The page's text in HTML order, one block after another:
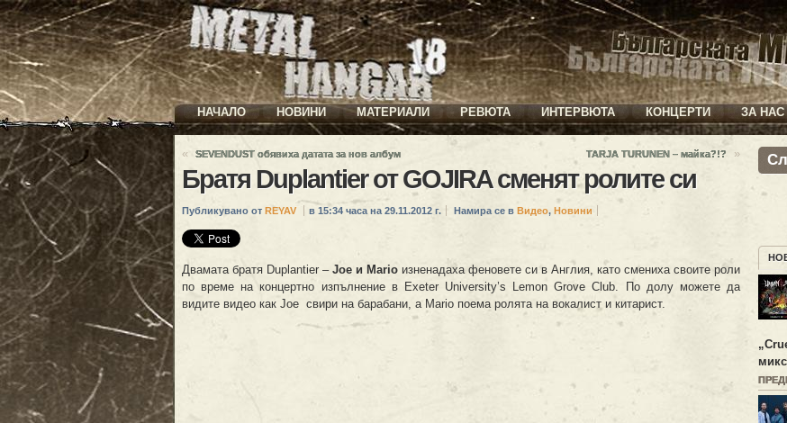
НАЧАЛО НОВИНИ МАТЕРИАЛИ РЕВЮТА ИНТЕРВЮТА КОНЦЕРТИ ЗА НАС
« SEVENDUST обявиха датата за нов албум TARJA TURUNEN – майка?!? »
Братя Duplantier от GOJIRA сменят ролите си
Публикувано от REYAV в 15:34 часа на 29.11.2012 г. Намира се в Видео, Новини
Двамата братя Duplantier – Joe и Mario изненадаха феновете си в Англия, като смениха своите роли
по време на концертно изпълнение в Exeter University’s Lemon Grove Club. По долу можете да
видите видео как Joe свири на барабани, а Mario поема ролята на вокалист и китарист.
„